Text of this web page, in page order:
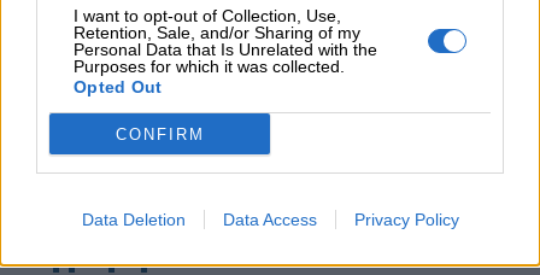
I want to opt-out of Collection, Use,
Retention, Sale, and/or Sharing of my
Personal Data that Is Unrelated with the
Purposes for which it was collected.
Opted Out
CONFIRM
Data Deletion Data Access Privacy Policy
Ψηφοφορία